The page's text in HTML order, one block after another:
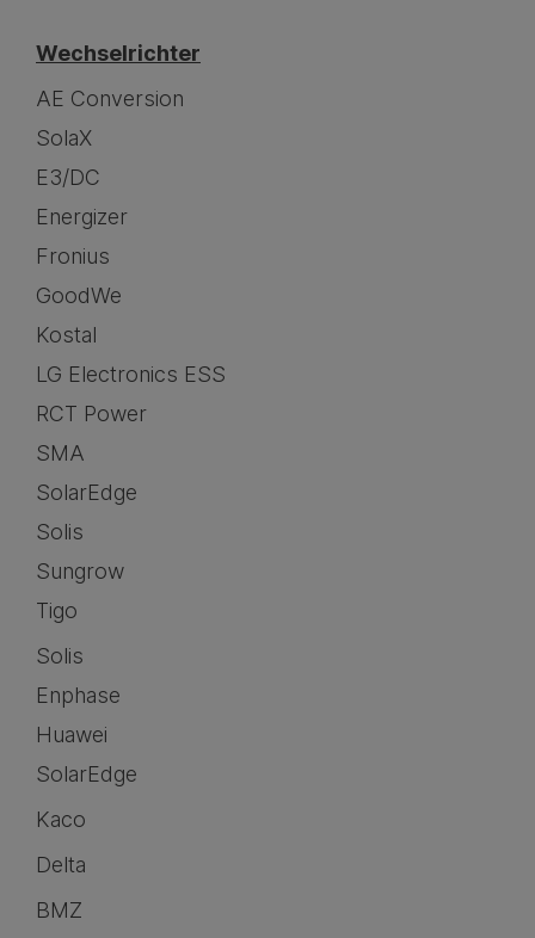
Wechselrichter
AE Conversion
SolaX
E3/DC
Energizer
Fronius
GoodWe
Kostal
LG Electronics ESS
RCT Power
SMA
SolarEdge
Solis
Sungrow
Tigo
Solis
Enphase
Huawei
SolarEdge
Kaco
Delta
BMZ